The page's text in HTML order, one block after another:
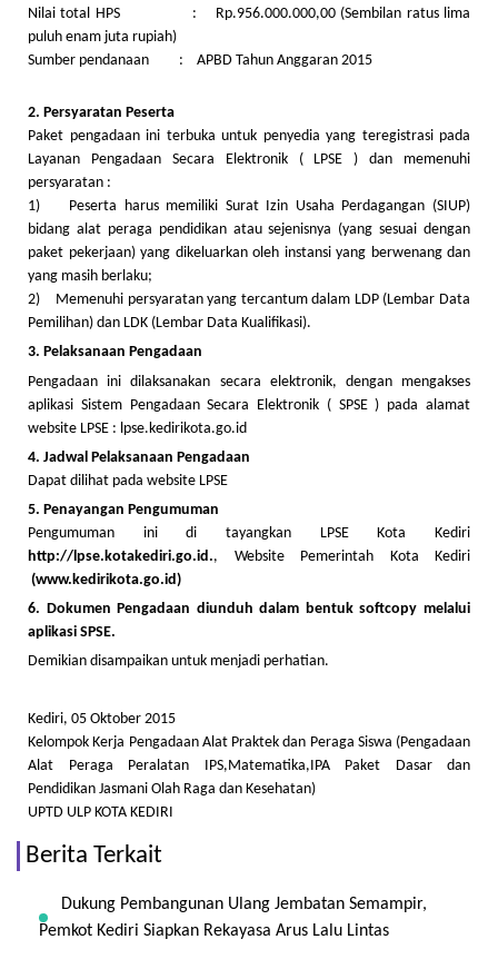
Nilai total HPS : Rp.956.000.000,00 (Sembilan ratus lima
puluh enam juta rupiah)
Sumber pendanaan : APBD Tahun Anggaran 2015
2. Persyaratan Peserta
Paket pengadaan ini terbuka untuk penyedia yang teregistrasi pada
Layanan Pengadaan Secara Elektronik ( LPSE ) dan memenuhi
persyaratan :
1) Peserta harus memiliki Surat Izin Usaha Perdagangan (SIUP)
bidang alat peraga pendidikan atau sejenisnya (yang sesuai dengan
paket pekerjaan) yang dikeluarkan oleh instansi yang berwenang dan
yang masih berlaku;
2) Memenuhi persyaratan yang tercantum dalam LDP (Lembar Data
Pemilihan) dan LDK (Lembar Data Kualifikasi).
3. Pelaksanaan Pengadaan
Pengadaan ini dilaksanakan secara elektronik, dengan mengakses
aplikasi Sistem Pengadaan Secara Elektronik ( SPSE ) pada alamat
website LPSE : lpse.kedirikota.go.id
4. Jadwal Pelaksanaan Pengadaan
Dapat dilihat pada website LPSE
5. Penayangan Pengumuman
Pengumuman ini di tayangkan LPSE Kota Kediri
http://lpse.kotakediri.go.id., Website Pemerintah Kota Kediri
(www.kedirikota.go.id)
6. Dokumen Pengadaan diunduh dalam bentuk softcopy melalui
aplikasi SPSE.
Demikian disampaikan untuk menjadi perhatian.
Kediri, 05 Oktober 2015
Kelompok Kerja Pengadaan Alat Praktek dan Peraga Siswa (Pengadaan
Alat Peraga Peralatan IPS,Matematika,IPA Paket Dasar dan
Pendidikan Jasmani Olah Raga dan Kesehatan)
UPTD ULP KOTA KEDIRI
Berita Terkait
Dukung Pembangunan Ulang Jembatan Semampir,
Pemkot Kediri Siapkan Rekayasa Arus Lalu Lintas